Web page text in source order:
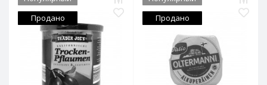
Продано
Продано